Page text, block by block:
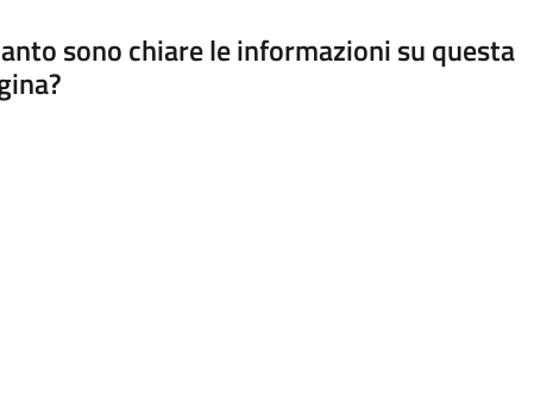
sono chiare le informazioni su questa